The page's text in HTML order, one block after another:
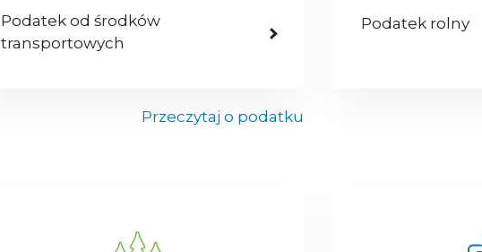
Podatek od środków
transportowych
Przeczytaj o podatku
Podatek rolny